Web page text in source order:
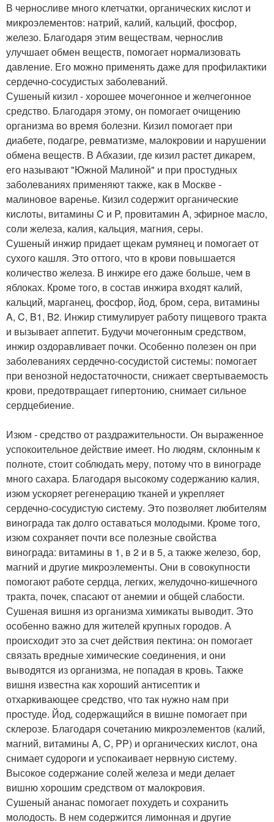
В черносливе много клетчатки, органических кислот и
микроэлементов: натрий, калий, кальций, фосфор,
железо. Благодаря этим веществам, чернослив
улучшает обмен веществ, помогает нормализовать
давление. Его можно применять даже для профилактики
сердечно-сосудистых заболеваний.
Сушеный кизил - хорошее мочегонное и желчегонное
средство. Благодаря этому, он помогает очищению
организма во время болезни. Кизил помогает при
диабете, подагре, ревматизме, малокровии и нарушении
обмена веществ. В Абхазии, где кизил растет дикарем,
его называют "Южной Малиной" и при простудных
заболеваниях применяют также, как в Москве -
малиновое варенье. Кизил содержит органические
кислоты, витамины C и P, провитамин A, эфирное масло,
соли железа, калия, кальция, магния, серы.
Сушеный инжир придает щекам румянец и помогает от
сухого кашля. Это оттого, что в крови повышается
количество железа. В инжире его даже больше, чем в
яблоках. Кроме того, в состав инжира входят калий,
кальций, марганец, фосфор, йод, бром, сера, витамины
A, C, B1, B2. Инжир стимулирует работу пищевого тракта
и вызывает аппетит. Будучи мочегонным средством,
инжир оздоравливает почки. Особенно полезен он при
заболеваниях сердечно-сосудистой системы: помогает
при венозной недостаточности, снижает свертываемость
крови, предотвращает гипертонию, снимает сильное
сердцебиение.
Изюм - средство от раздражительности. Он выраженное
успокоительное действие имеет. Но людям, склонным к
полноте, стоит соблюдать меру, потому что в винограде
много сахара. Благодаря высокому содержанию калия,
изюм ускоряет регенерацию тканей и укрепляет
сердечно-сосудистую систему. Это позволяет любителям
винограда так долго оставаться молодыми. Кроме того,
изюм сохраняет почти все полезные свойства
винограда: витамины в 1, в 2 и в 5, а также железо, бор,
магний и другие микроэлементы. Они в совокупности
помогают работе сердца, легких, желудочно-кишечного
тракта, почек, спасают от анемии и общей слабости.
Сушеная вишня из организма химикаты выводит. Это
особенно важно для жителей крупных городов. А
происходит это за счет действия пектина: он помогает
связать вредные химические соединения, и они
выводятся из организма, не попадая в кровь. Также
вишня известна как хороший антисептик и
отхаркивающее средство, что так нужно нам при
простуде. Йод, содержащийся в вишне помогает при
склерозе. Благодаря сочетанию микроэлементов (калий,
магний, витамины A, C, PP) и органических кислот, она
снимает судороги и успокаивает нервную систему.
Высокое содержание солей железа и меди делает
вишню хорошим средством от малокровия.
Сушеный ананас помогает похудеть и сохранить
молодость. В нем содержится лимонная и другие